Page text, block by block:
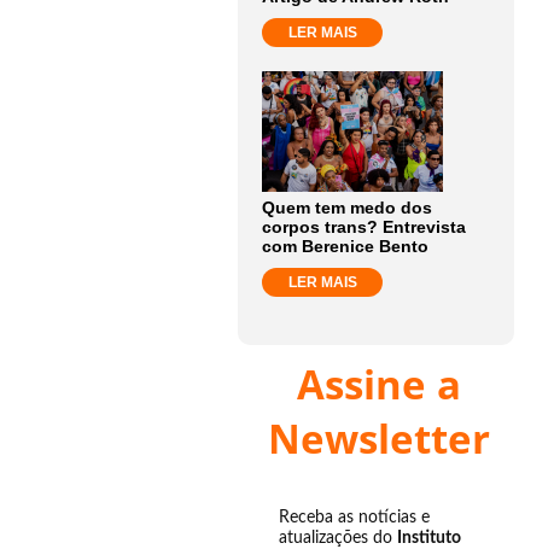
LER MAIS
Quem tem medo dos
corpos trans? Entrevista
com Berenice Bento
LER MAIS
Assine a
Newsletter
Receba as notícias e
atualizações do Instituto